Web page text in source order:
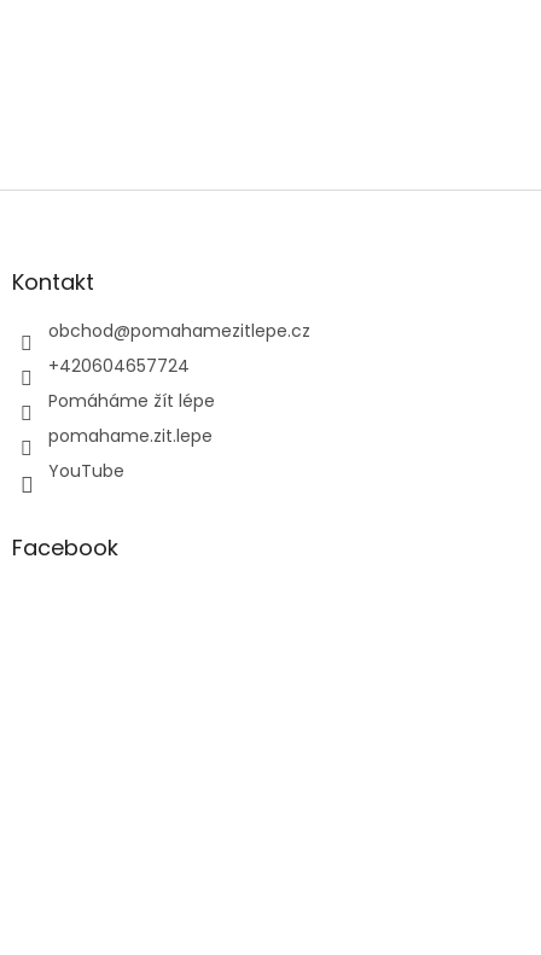
Z
aKontakt
obchod@pomahamezitlepe.cz
+420604657724
Pomáháme žít lépe
pomahame.zit.lepe
YouTube
Facebook